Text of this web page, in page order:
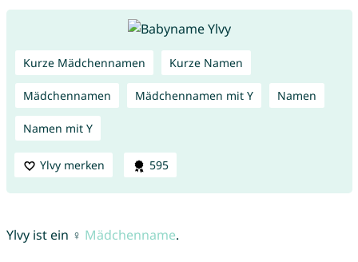
Kurze Mädchennamen Kurze Namen
Mädchennamen Mädchennamen mit Y Namen
Namen mit Y
Ylvy merken 595
Ylvy ist ein ♀ Mädchenname.